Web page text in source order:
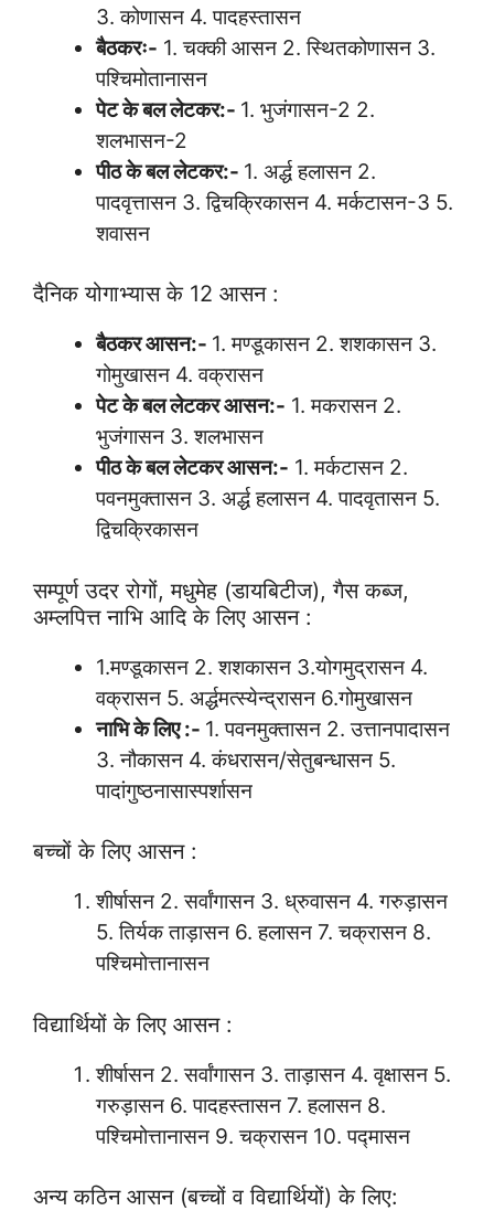
3. कोणासन 4. पादहस्तासन
बैठकरः- 1. चक्की आसन 2. स्थितकोणासन 3.
पश्चिमोतानासन
पेट के बल लेटकर:- 1. भुजंगासन-2 2.
शलभासन-2
पीठ के बल लेटकर:- 1. अर्द्ध हलासन 2.
पादवृत्तासन 3. द्विचक्रिकासन 4. मर्कटासन-3 5.
शवासन
दैनिक योगाभ्यास के 12 आसन :
बैठकर आसन:- 1. मण्डूकासन 2. शशकासन 3.
गोमुखासन 4. वक्रासन
पेट के बल लेटकर आसन:- 1. मकरासन 2.
भुजंगासन 3. शलभासन
पीठ के बल लेटकर आसन:- 1. मर्कटासन 2.
पवनमुक्तासन 3. अर्द्ध हलासन 4. पादवृतासन 5.
द्विचक्रिकासन
सम्पूर्ण उदर रोगों, मधुमेह (डायबिटीज), गैस कब्ज,
अम्लपित्त नाभि आदि के लिए आसन :
1.मण्डूकासन 2. शशकासन 3.योगमुद्रासन 4.
वक्रासन 5. अर्द्धमत्स्येन्द्रासन 6.गोमुखासन
नाभि के लिए :- 1. पवनमुक्तासन 2. उत्तानपादासन
3. नौकासन 4. कंधरासन/सेतुबन्धासन 5.
पादांगुष्ठनासास्पर्शासन
बच्चों के लिए आसन :
शीर्षासन 2. सर्वांगासन 3. ध्रुवासन 4. गरुड़ासन
5. तिर्यक ताड़ासन 6. हलासन 7. चक्रासन 8.
पश्चिमोत्तानासन
विद्यार्थियों के लिए आसन :
शीर्षासन 2. सर्वांगासन 3. ताड़ासन 4. वृक्षासन 5.
गरुड़ासन 6. पादहस्तासन 7. हलासन 8.
पश्चिमोत्तानासन 9. चक्रासन 10. पद्मासन
अन्य कठिन आसन (बच्चों व विद्यार्थियों) के लिए: